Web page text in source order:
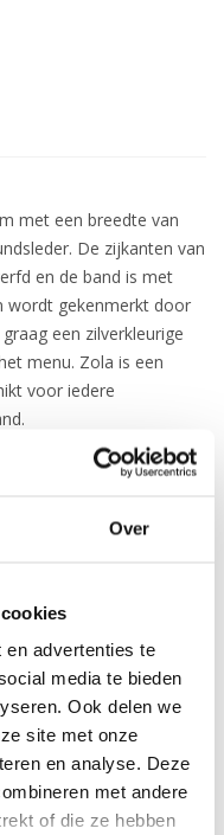
Over
en advertenties te
media te bieden
Ook delen we
site met onze
en analyse. Deze
met andere
of die ze hebben
met een breedte van
De zijkanten van
en de band is met
wordt gekenmerkt door
een zilverkleurige
menu. Zola is een
voor iedere